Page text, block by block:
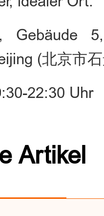
Gebäude
(北京市
22:30 Uhr
Artikel